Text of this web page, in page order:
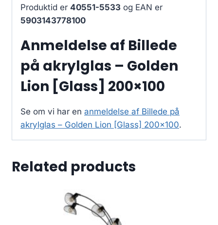
Produktid er 40551-5533 og EAN er
5903143778100
Anmeldelse af Billede
på akrylglas – Golden
Lion [Glass] 200×100
Se om vi har en anmeldelse af Billede på
akrylglas – Golden Lion [Glass] 200×100.
Related products